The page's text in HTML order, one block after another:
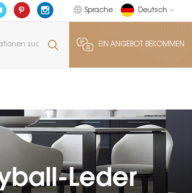
Sprache : Deutsch
EIN ANGEBOT BEKOMMEN
Leder